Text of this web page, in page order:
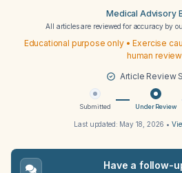
Medical Advisory
All articles are reviewed for accuracy by
Educational purpose only • Exercise
human review
Article Review
Submitted Under Review
Last updated: May 18, 2026 •
Have a follow-